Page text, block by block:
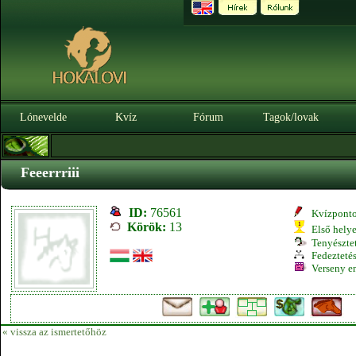
Lónevelde Kvíz Fórum Tagok/lovak
Feeerrriii
ID: 76561
Körök: 13
Első
Verseny
« vissza az ismertetőhöz